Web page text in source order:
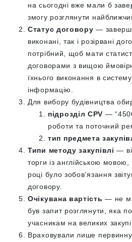
на сьогодні вже мали б
змогу розглянути
Статус договору —
виконані, так і розірвані
потрібний, щоб мати
договорами з вищою
їхнього виконання в
інформацію.
Для вибору будівництва
підрозділ CPV —
роботи та поточний
тип предмета
Типи методу закупівлі —
торги із англійською
році було зобов’язання
договору.
Очікувана вартість — не
був запит розглянути, яка
учасникам на великих
Враховували лише первинну